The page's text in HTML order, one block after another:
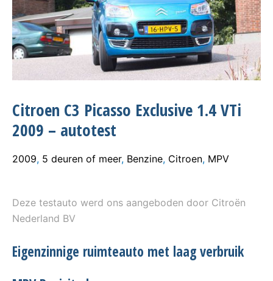
Citroen C3 Picasso Exclusive 1.4 VTi
2009 – autotest
2009, 5 deuren of meer, Benzine, Citroen, MPV
Deze testauto werd ons aangeboden door Citroën
Nederland BV
Eigenzinnige ruimteauto met laag verbruik